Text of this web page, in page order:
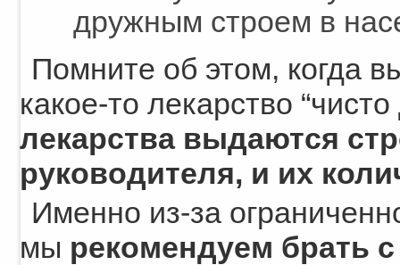
дружным строем в
Помните об этом, когда
какое-то лекарство
лекарства выдаются
руководителя, и их
Именно из-за
мы рекомендуем брать